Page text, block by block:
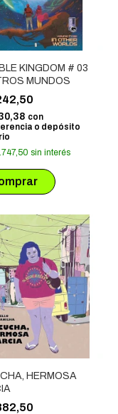
KINGDOM # 03
MUNDOS
con
o depósito
sin interés
HERMOSA